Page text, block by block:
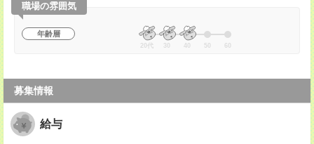
職場の雰囲気
年齢層
20代 30 40 50 60
募集情報
給与